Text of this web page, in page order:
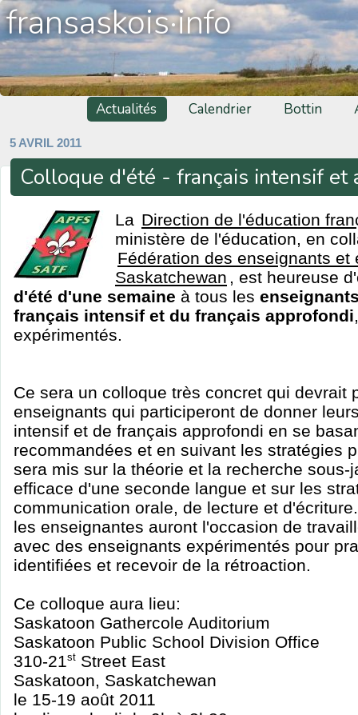
fransaskois·info
Actualités Calendrier Bottin
5 AVRIL 2011
Colloque d'été - français intensif et
La Direction de l'éducation
ministère de l'éducation, en
Fédération des enseignants et
Saskatchewan , est heureuse
d'été d'une semaine à tous les
français intensif et du français approfondi
expérimentés.
Ce sera un colloque très concret qui devrait
enseignants qui participeront de donner
intensif et de français approfondi en se
recommandées et en suivant les stratégies
sera mis sur la théorie et la recherche sous-
efficace d'une seconde langue et sur les
communication orale, de lecture et
les enseignantes auront l'occasion de
avec des enseignants expérimentés pour
identifiées et recevoir de la rétroaction.
Ce colloque aura lieu:
Saskatoon Gathercole Auditorium
Saskatoon Public School Division Office
310-21st Street East
Saskatoon, Saskatchewan
le 15-19 août 2011